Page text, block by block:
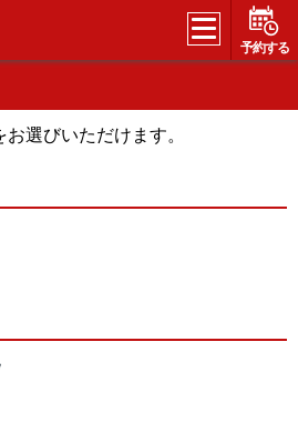
予約する
選びいただけます。